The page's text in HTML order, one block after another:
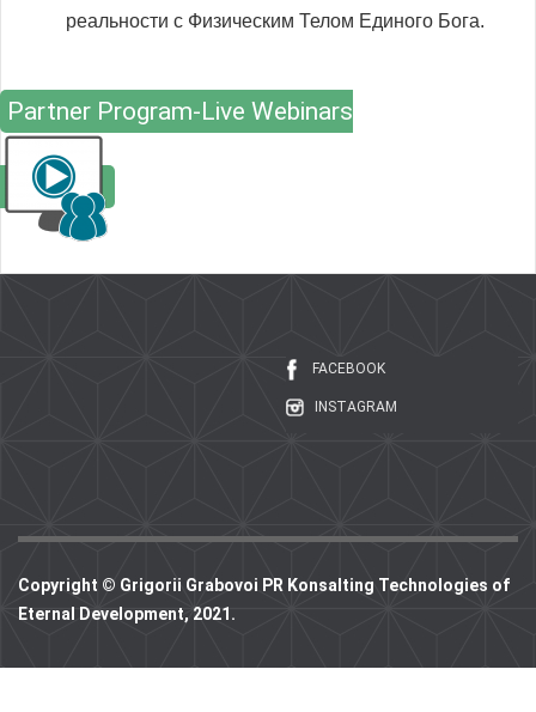
реальности с Физическим Телом Единого Бога.
Partner Program-Live Webinars
FACEBOOK
INSTAGRAM
Copyright © Grigorii Grabovoi PR Konsalting Technologies of
Eternal Development, 2021.